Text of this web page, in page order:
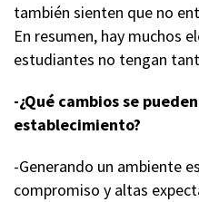
también sienten que no
En resumen, hay muchos
estudiantes no tengan
-¿Qué cambios se
establecimiento?
-Generando un ambiente
compromiso y altas